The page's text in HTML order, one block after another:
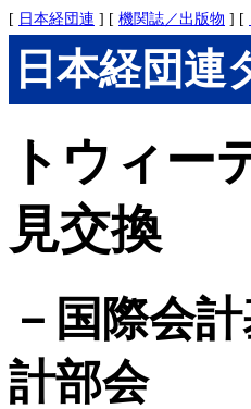
[ 日本経団連 ] [ 機関誌／出版物 ] [
日本経団連
トウィー
見交換
－国際会
計部会